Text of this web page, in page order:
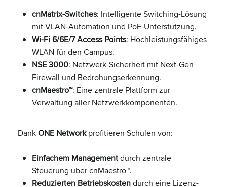
cnMatrix-Switches: Intelligente Switching-Lösung
mit VLAN-Automation und PoE-Unterstützung.
Wi-Fi 6/6E/7 Access Points: Hochleistungsfähiges
WLAN für den Campus.
NSE 3000: Netzwerk-Sicherheit mit Next-Gen
Firewall und Bedrohungserkennung.
cnMaestro™: Eine zentrale Plattform zur
Verwaltung aller Netzwerkkomponenten.
DankONE Networkprofitieren Schulen von:
Einfachem Managementdurch zentrale
Steuerung über cnMaestro™.
Reduzierten Betriebskostendurch eine Lizenz-